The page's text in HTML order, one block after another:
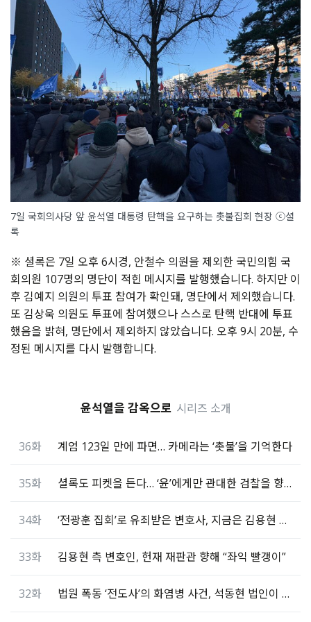
7일 국회의사당 앞 윤석열 대통령 탄핵을 요구하는 촛불집회 현장 ⓒ셜
록
※ 셜록은 7일 오후 6시경, 안철수 의원을 제외한 국민의힘 국
회의원 107명의 명단이 적힌 메시지를 발행했습니다. 하지만 이
후 김예지 의원의 투표 참여가 확인돼, 명단에서 제외했습니다.
또 김상욱 의원도 투표에 참여했으나 스스로 탄핵 반대에 투표
했음을 밝혀, 명단에서 제외하지 않았습니다. 오후 9시 20분, 수
정된 메시지를 다시 발행합니다.
윤석열을 감옥으로 시리즈 소개
36화 계엄 123일 만에 파면… 카메라는 ‘촛불’을 기억한다
35화 셜록도 피켓을 든다… ‘윤’에게만 관대한 검찰을 향해
34화 ‘전광훈 집회’로 유죄받은 변호사, 지금은 김용현 변호
33화 김용현 측 변호인, 헌재 재판관 향해 “좌익 빨갱이”
32화 법원 폭동 ‘전도사’의 화염병 사건, 석동현 법인이 변호